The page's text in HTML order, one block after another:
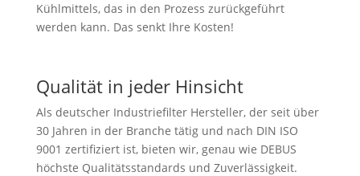
Kühlmittels, das in den Prozess zurückgeführt
werden kann. Das senkt Ihre Kosten!
Qualität in jeder Hinsicht
Als deutscher Industriefilter Hersteller, der seit über
30 Jahren in der Branche tätig und nach DIN ISO
9001 zertifiziert ist, bieten wir, genau wie DEBUS
höchste Qualitätsstandards und Zuverlässigkeit.